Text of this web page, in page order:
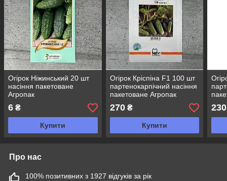
Огірок Ніжинський 20 шт
насіння пакетоване
Агропак
6 ₴
Купити
Огірок Кріспіна F1 100 шт
партенокарпічний насіння
пакетоване Агропак
270₴
Купити
230
Про нас
100% позитивних з 1927 відгуків за рік